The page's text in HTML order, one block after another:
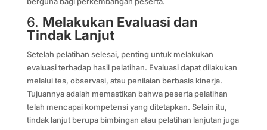
6. Melakukan Evaluasi dan
Tindak Lanjut
Setelah pelatihan selesai, penting untuk melakukan
evaluasi terhadap hasil pelatihan. Evaluasi dapat dilakukan
melalui tes, observasi, atau penilaian berbasis kinerja.
Tujuannya adalah memastikan bahwa peserta pelatihan
telah mencapai kompetensi yang ditetapkan. Selain itu,
tindak lanjut berupa bimbingan atau pelatihan lanjutan juga